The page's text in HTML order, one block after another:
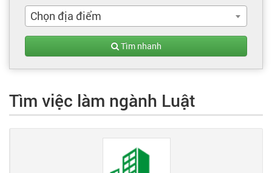
Tìm việc làm
Tạo hồ sơ
Cẩm nang việc làm
Bạn cần tuyển người
Chọn địa điểm
Tìm nhanh
Tìm việc làm ngành Luật